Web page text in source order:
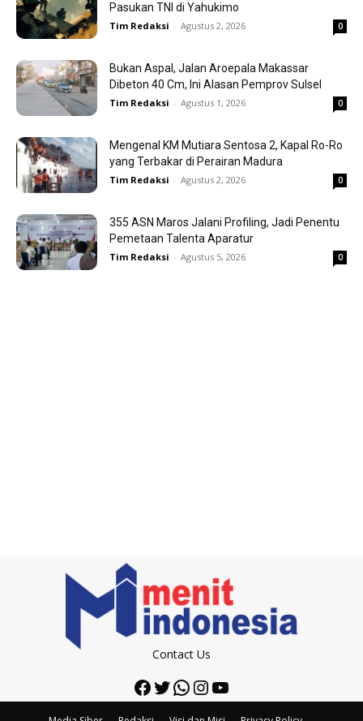
Pasukan TNI di Yahukimo
Tim Redaksi - Agustus 2, 2026 0
Bukan Aspal, Jalan Aroepala Makassar
Dibeton 40 Cm, Ini Alasan Pemprov Sulsel
Tim Redaksi - Agustus 1, 2026 0
Mengenal KM Mutiara Sentosa 2, Kapal Ro-Ro
yang Terbakar di Perairan Madura
Tim Redaksi - Agustus 2, 2026 0
355 ASN Maros Jalani Profiling, Jadi Penentu
Pemetaan Talenta Aparatur
Tim Redaksi - Agustus 5, 2026 0
Contact Us
Facebook
Twitter
WhatsApp
Instagram
YouTube